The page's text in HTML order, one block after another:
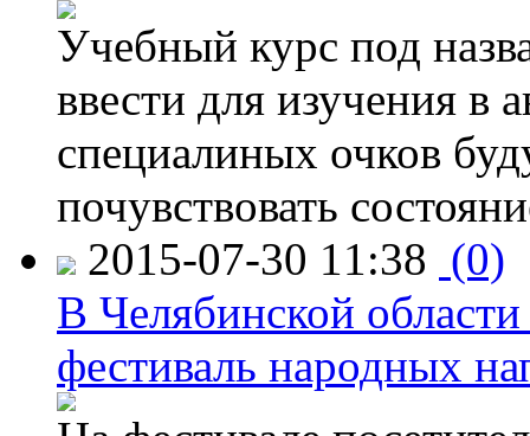
Учебный курс под
ввести для изучения
специалиных очков
почувствовать
2015-07-30 11:38 (0)
В Челябинской
фестиваль народных